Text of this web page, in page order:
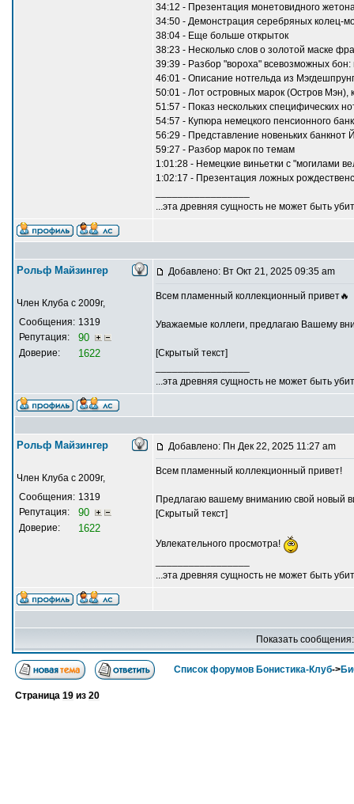
34:12 - Презентация монетовидного
34:50 - Демонстрация серебряных колец-
38:04 - Еще больше открыток
38:23 - Несколько слов о золотой маске
39:39 - Разбор "вороха" всевозможных
46:01 - Описание нотгельда из
50:01 - Лот островных марок (Остров Мэн),
51:57 - Показ нескольких специфических
54:57 - Купюра немецкого пенсионного
56:29 - Представление новеньких банкнот
59:27 - Разбор марок по темам
1:01:28 - Немецкие виньетки с "могилами
1:02:17 - Презентация ложных
...эта древняя сущность не может быть
Рольф Майзингер
Член Клуба с 2009г,
Сообщения: 1319
Репутация:
90
Доверие: 1622
Добавлено: Вт Окт 21, 2025 09:35 am
Всем пламенный коллекционный привет🔥
Уважаемые коллеги, предлагаю Вашему
[Скрытый текст]
...эта древняя сущность не может быть
Рольф Майзингер
Член Клуба с 2009г,
Сообщения: 1319
Репутация:
90
Доверие: 1622
Добавлено: Пн Дек 22, 2025 11:27 am
Всем пламенный коллекционный привет!
Предлагаю вашему вниманию свой новый
[Скрытый текст]
Увлекательного просмотра!
...эта древняя сущность не может быть
Показать
Список форумов Бонистика-Клуб->
Страница 19 из 20